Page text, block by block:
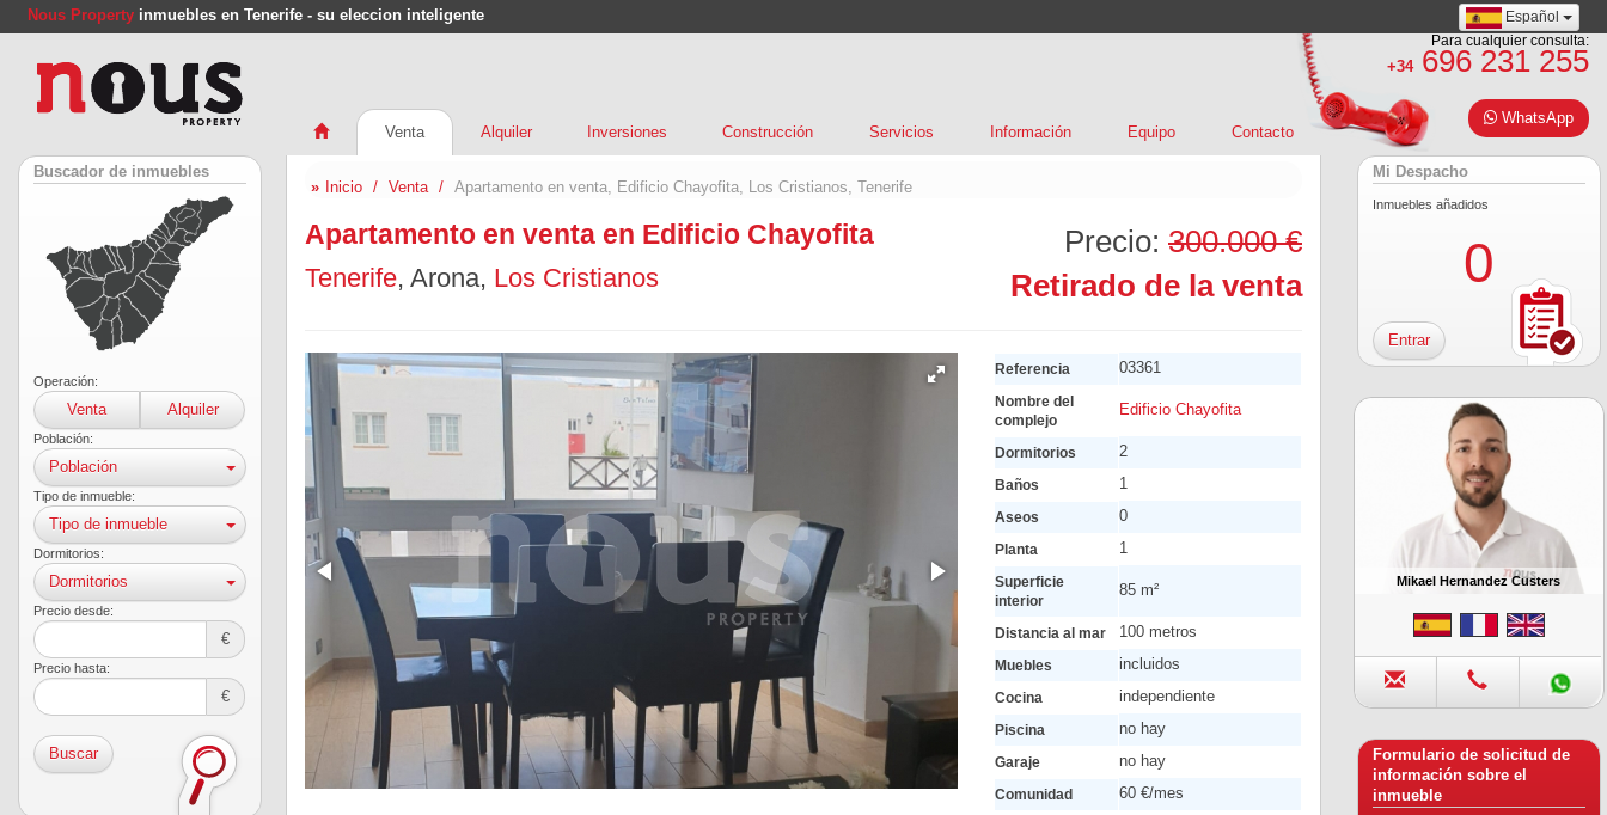
Nous Property inmuebles en Tenerife - su eleccion inteligente Español
Buscador de inmuebles
Operación:
Venta Alquiler
Población:
Población
Tipo de inmueble:
Tipo de inmueble
Dormitorios:
Dormitorios
Precio desde:
€
Precio hasta:
€
Buscar
Venta Alquiler Inversiones Construcción Servicios Información Equipo Contacto
Inicio Venta Apartamento en venta, Edificio Chayofita, Los Cristianos, Tenerife
Precio: 300.000 €
Retirado de la venta
Apartamento en venta en Edificio Chayofita
Tenerife, Arona, Los Cristianos
Referencia 03361
Nombre del
complejo
Edificio Chayofita
Dormitorios 2
Baños 1
Aseos 0
Planta 1
Superficie
interior
85 m²
Distancia al mar 100 metros
Muebles incluidos
Cocina independiente
Piscina no hay
Garaje no hay
Comunidad 60 €/mes
Para cualquier consulta:
+34696 231 255
WhatsApp
Mi Despacho
Inmuebles añadidos
0
Entrar
Mikael Hernandez Custers
Formulario de solicitud de
información sobre el
inmueble